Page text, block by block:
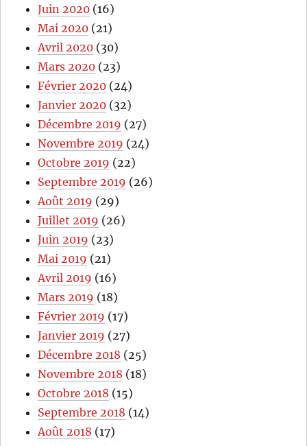
Juin 2020 (16)
Mai 2020 (21)
Avril 2020 (30)
Mars 2020 (23)
Février 2020 (24)
Janvier 2020 (32)
Décembre 2019 (27)
Novembre 2019 (24)
Octobre 2019 (22)
Septembre 2019 (26)
Août 2019 (29)
Juillet 2019 (26)
Juin 2019 (23)
Mai 2019 (21)
Avril 2019 (16)
Mars 2019 (18)
Février 2019 (17)
Janvier 2019 (27)
Décembre 2018 (25)
Novembre 2018 (18)
Octobre 2018 (15)
Septembre 2018 (14)
Août 2018 (17)